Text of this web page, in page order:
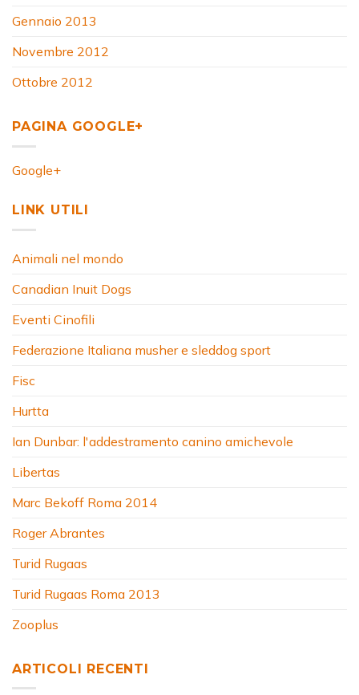
Gennaio 2013
Novembre 2012
Ottobre 2012
PAGINA GOOGLE+
Google+
LINK UTILI
Animali nel mondo
Canadian Inuit Dogs
Eventi Cinofili
Federazione Italiana musher e sleddog sport
Fisc
Hurtta
Ian Dunbar: l'addestramento canino amichevole
Libertas
Marc Bekoff Roma 2014
Roger Abrantes
Turid Rugaas
Turid Rugaas Roma 2013
Zooplus
ARTICOLI RECENTI